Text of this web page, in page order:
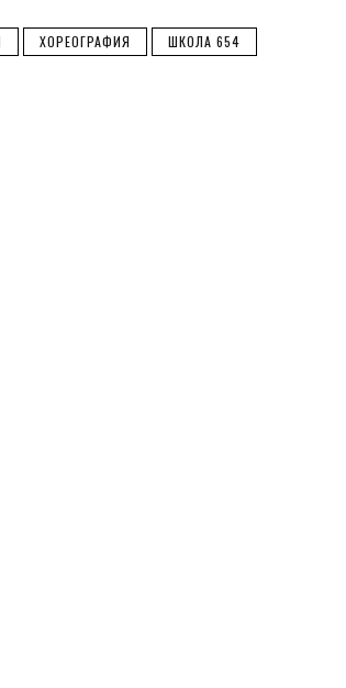
ХОРЕОГРАФИЯ ШКОЛА 654